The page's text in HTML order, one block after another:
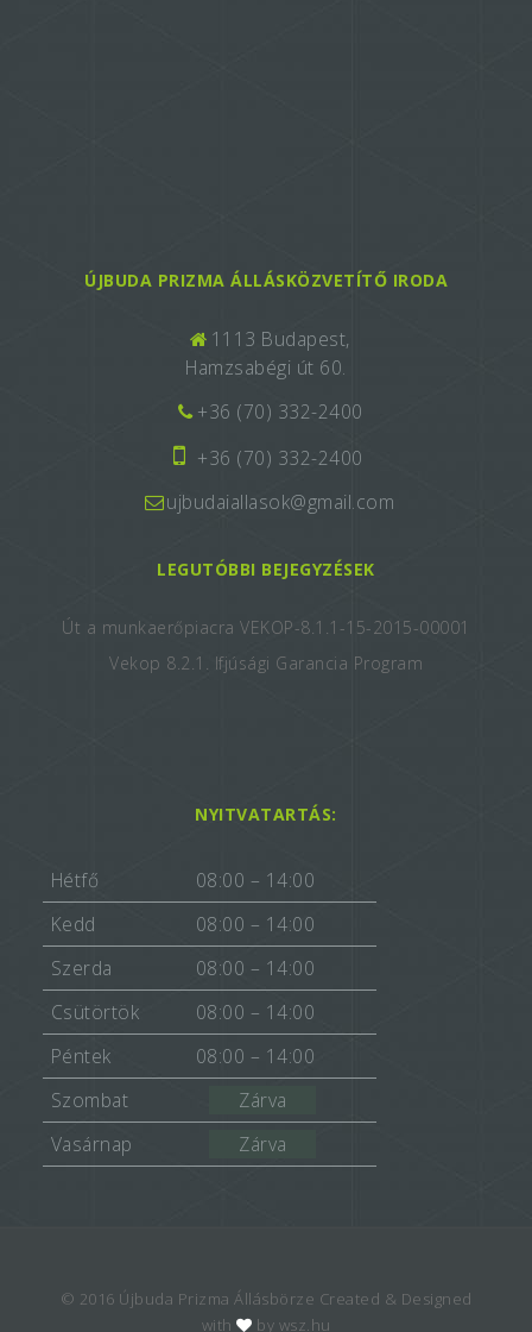
ÚJBUDA PRIZMA ÁLLÁSKÖZVETÍTŐ IRODA
1113 Budapest,
Hamzsabégi út 60.
+36 (70) 332-2400
+36 (70) 332-2400
ujbudaiallasok@gmail.com
LEGUTÓBBI BEJEGYZÉSEK
Út a munkaerőpiacra VEKOP-8.1.1-15-2015-00001
Vekop 8.2.1. Ifjúsági Garancia Program
NYITVATARTÁS:
Hétfő
08:00 – 14:00
Kedd
08:00 – 14:00
Szerda
08:00 – 14:00
Csütörtök
08:00 – 14:00
Péntek
08:00 – 14:00
Szombat
Zárva
Vasárnap
Zárva
© 2016 Újbuda Prizma Állásbörze Created & Designed
with
by wsz.hu